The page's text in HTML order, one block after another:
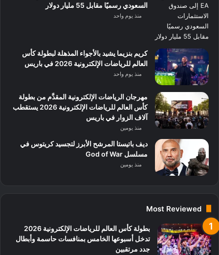
السعودي رسميًا مقابل 55 مليار دولار
منذ يوم واحد
كريم بنزيما يشيد بالأجواء المذهلة لبطولة كأس
العالم للرياضات الإلكترونية 2026 في باريس
منذ يوم واحد
مهرجان الرياضات الإلكترونية المقدَّم من بطولة
كأس العالم للرياضات الإلكترونية 2026 يستقطب
آلاف الزوار في باريس
منذ يومين
ديف باتيستا المرشح الأبرز لتجسيد كريتوس في
مسلسل God of War
منذ يومين
Most Reviewed
بطولة كأس العالم للرياضات الإلكترونية 2026
تدخل أسبوعها الخامس بمنافسات حاسمة وأبطال
جدد مرتقبين